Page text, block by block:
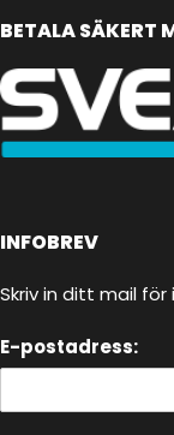
BETALA SÄKERT
INFOBREV
Skriv in ditt mail
E-postadress: